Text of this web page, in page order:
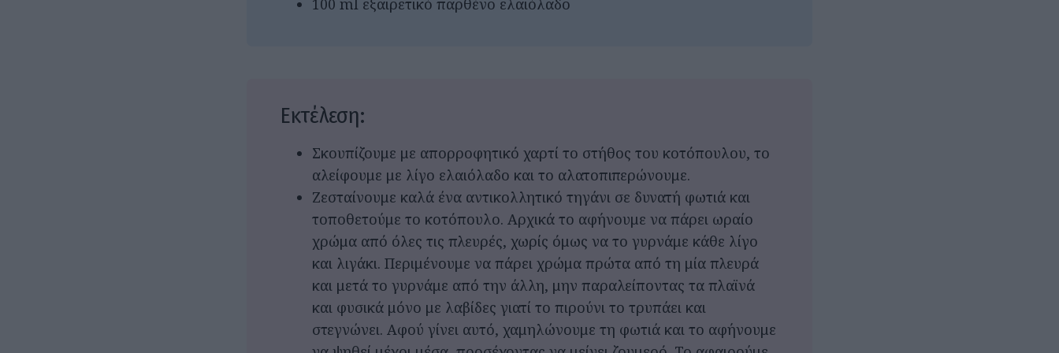
Εκτέλεση:
Σκουπίζουμε με απορροφητικό χαρτί το στήθος του κοτόπουλου, το
αλείφουμε με λίγο ελαιόλαδο και το αλατοπιπερώνουμε.
Ζεσταίνουμε καλά ένα αντικολλητικό τηγάνι σε δυνατή φωτιά και
τοποθετούμε το κοτόπουλο. Αρχικά το αφήνουμε να πάρει ωραίο
χρώμα από όλες τις πλευρές, χωρίς όμως να το γυρνάμε κάθε λίγο
και λιγάκι. Περιμένουμε να πάρει χρώμα πρώτα από τη μία πλευρά
και μετά το γυρνάμε από την άλλη, μην παραλείποντας τα πλαϊνά
και φυσικά μόνο με λαβίδες γιατί το πιρούνι το τρυπάει και
στεγνώνει. Αφού γίνει αυτό, χαμηλώνουμε τη φωτιά και το αφήνουμε